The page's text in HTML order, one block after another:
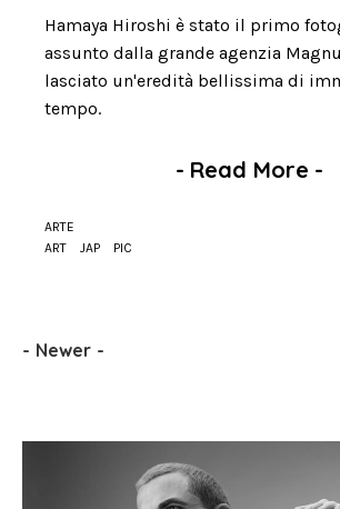
Hamaya Hiroshi è stato il primo
assunto dalla grande agenzia
lasciato un'eredità bellissima di
tempo.
- Read More -
ARTE
ART
JAP PIC
- Newer -